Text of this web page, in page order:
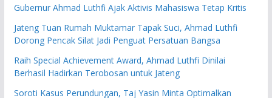
Gubernur Ahmad Luthfi Ajak Aktivis Mahasiswa Tetap Kritis
Jateng Tuan Rumah Muktamar Tapak Suci, Ahmad Luthfi
Dorong Pencak Silat Jadi Penguat Persatuan Bangsa
Raih Special Achievement Award, Ahmad Luthfi Dinilai
Berhasil Hadirkan Terobosan untuk Jateng
Soroti Kasus Perundungan, Taj Yasin Minta Optimalkan